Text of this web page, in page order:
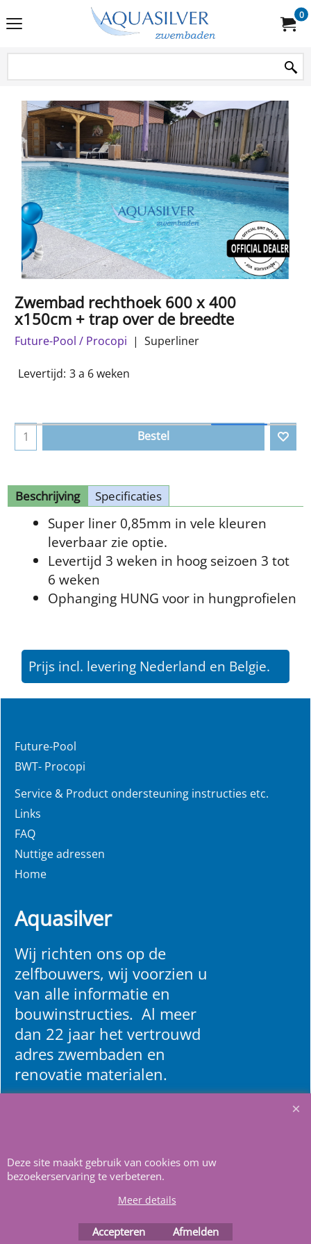
0
Zwembad rechthoek 600 x 400
x150cm + trap over de breedte
Future-Pool / Procopi Superliner
Levertijd: 3 a 6 weken
Bestel
Beschrijving Specificaties
Super liner 0,85mm in vele kleuren
leverbaar zie optie.
Levertijd 3 weken in hoog seizoen 3 tot
6 weken
Ophanging HUNG voor in hungprofielen
Prijs incl. levering Nederland en Belgie.
Future-Pool
BWT- Procopi
Service & Product ondersteuning instructies etc.
Links
FAQ
Nuttige adressen
Home
Aquasilver
Wij richten ons op de
zelfbouwers, wij voorzien u
van alle informatie en
bouwinstructies. Al meer
dan 22 jaar het vertrouwd
adres zwembaden en
renovatie materialen.
Webwinkel gemaakt met
Deze site maakt gebruik van cookies om uw
bezoekerservaring te verbeteren.
Meer details
Accepteren Afmelden